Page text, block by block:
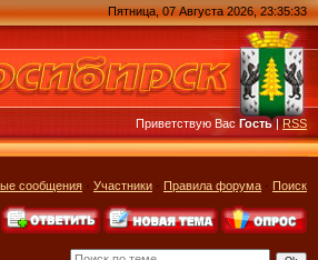
Пятница, 07 Августа 2026, 23:35:33
Приветствую ВасГость|RSS
сообщения · Участники · Правила форума · Поиск